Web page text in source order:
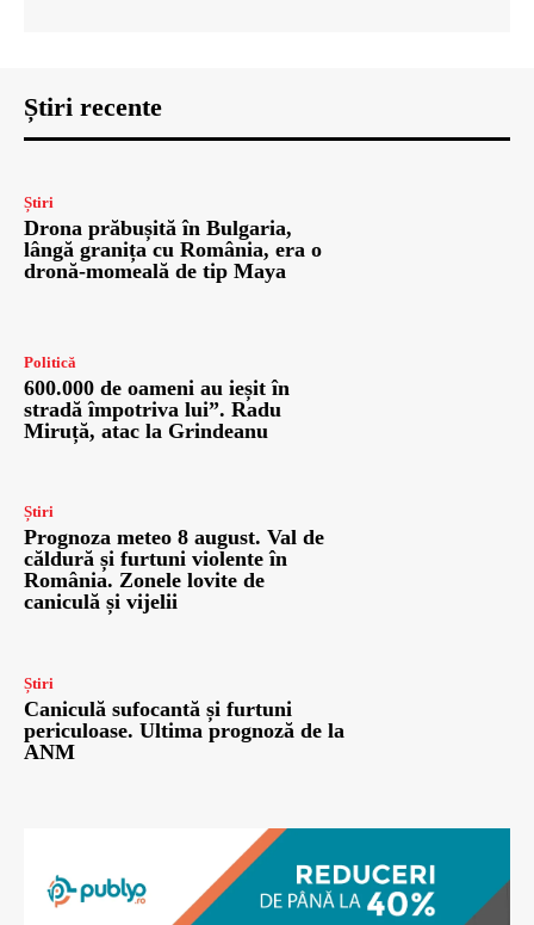
Știri recente
Știri
Drona prăbușită în Bulgaria,
lângă granița cu România, era o
dronă-momeală de tip Maya
Politică
600.000 de oameni au ieșit în
stradă împotriva lui”. Radu
Miruță, atac la Grindeanu
Știri
Prognoza meteo 8 august. Val de
căldură și furtuni violente în
România. Zonele lovite de
caniculă și vijelii
Știri
Caniculă sufocantă și furtuni
periculoase. Ultima prognoză de la
ANM